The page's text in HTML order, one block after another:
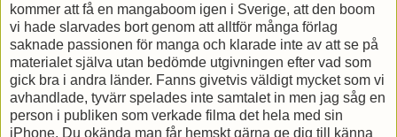
kommer att få en mangaboom igen i Sverige, att den boom
vi hade slarvades bort genom att alltför många förlag
saknade passionen för manga och klarade inte av att se på
materialet själva utan bedömde utgivningen efter vad som
gick bra i andra länder. Fanns givetvis väldigt mycket som vi
avhandlade, tyvärr spelades inte samtalet in men jag såg en
person i publiken som verkade filma det hela med sin
iPhone. Du okända man får hemskt gärna ge dig till känna